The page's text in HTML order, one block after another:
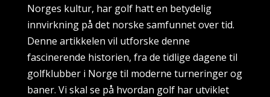
Norges kultur, har golf hatt en betydelig
innvirkning på det norske samfunnet over tid.
Denne artikkelen vil utforske denne
fascinerende historien, fra de tidlige dagene til
golfklubber i Norge til moderne turneringer og
baner. Vi skal se på hvordan golf har utviklet